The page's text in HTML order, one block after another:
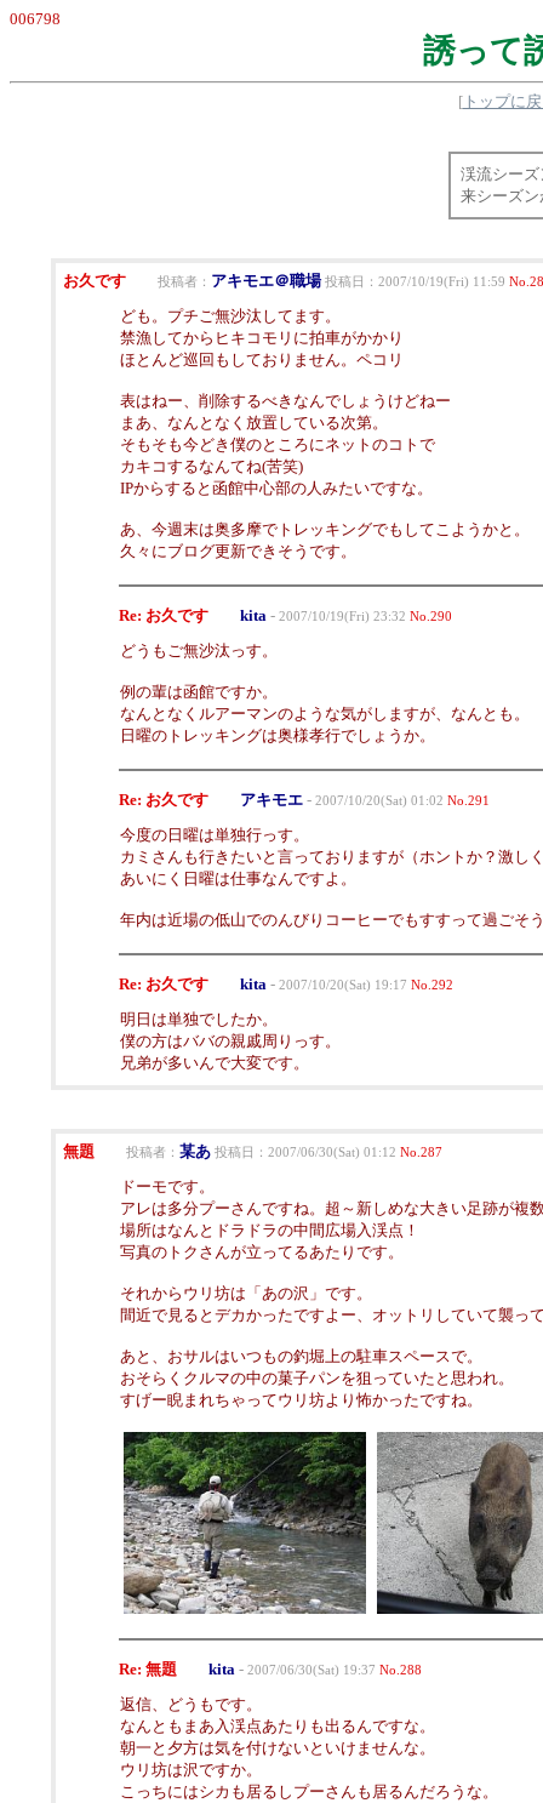
006798
誘って
[トップに
渓流シー
来シーズ
お久です 投稿者： アキモエ＠職場 投稿日：2007/10/19(Fri) 11:59
ども。プチご無沙汰してます。
禁漁してからヒキコモリに拍車がかかり
ほとんど巡回もしておりません。ペコリ
表はねー、削除するべきなんでしょうけどねー
まあ、なんとなく放置している次第。
そもそも今どき僕のところにネットのコトで
カキコするなんてね(苦笑)
IPからすると函館中心部の人みたいですな。
あ、今週末は奥多摩でトレッキングでもしてこようかと。
久々にブログ更新できそうです。
Re: お久です kita - 2007/10/19(Fri) 23:32 No.290
どうもご無沙汰っす。
例の輩は函館ですか。
なんとなくルアーマンのような気がしますが、なんとも。
日曜のトレッキングは奥様孝行でしょうか。
Re: お久です アキモエ - 2007/10/20(Sat) 01:02 No.291
今度の日曜は単独行っす。
カミさんも行きたいと言っておりますが（ホントか？激し
あいにく日曜は仕事なんですよ。
年内は近場の低山でのんびりコーヒーでもすすって過ごそ
Re: お久です kita - 2007/10/20(Sat) 19:17 No.292
明日は単独でしたか。
僕の方はババの親戚周りっす。
兄弟が多いんで大変です。
無題 投稿者： 某あ 投稿日：2007/06/30(Sat) 01:12 No.287
ドーモです。
アレは多分プーさんですね。超～新しめな大きい足跡が複
場所はなんとドラドラの中間広場入渓点！
写真のトクさんが立ってるあたりです。
それからウリ坊は「あの沢」です。
間近で見るとデカかったですよー、オットリしていて襲っ
あと、おサルはいつもの釣堀上の駐車スペースで。
おそらくクルマの中の菓子パンを狙っていたと思われ。
すげー睨まれちゃってウリ坊より怖かったですね。
Re: 無題 kita - 2007/06/30(Sat) 19:37 No.288
返信、どうもです。
なんともまあ入渓点あたりも出るんですな。
朝一と夕方は気を付けないといけませんな。
ウリ坊は沢ですか。
こっちにはシカも居るしプーさんも居るんだろうな。